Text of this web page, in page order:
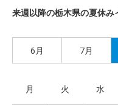
来週以降の栃木県の夏休み
6月 7月
月 火 水